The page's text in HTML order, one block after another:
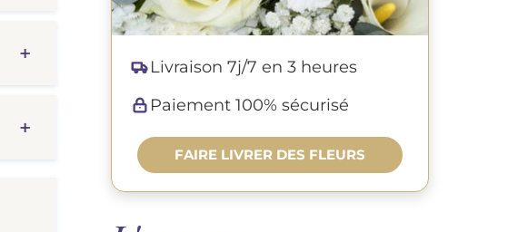
Livraison 7j/7 en 3 heures
Paiement 100% sécurisé
FAIRE LIVRER DES FLEURS